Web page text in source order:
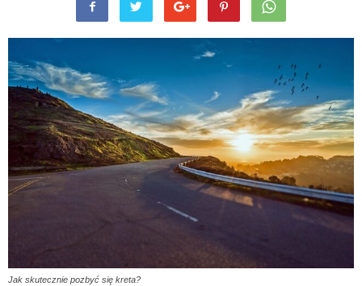
Jak skutecznie pozbyć się kreta?